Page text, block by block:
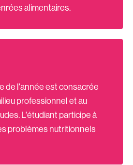
alimentaires.
de l'année est consacrée
professionnel et au
L'étudiant participe à
problèmes nutritionnels